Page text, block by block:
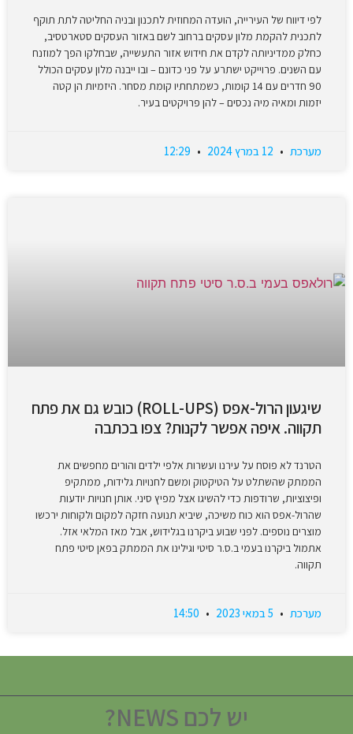
לפי דיווח של העירייה, הועדה המחוזית לתכנון ובניה החליטה לתת תוקף
לתכנית להקמת מלון עסקים ברחוב לשם באזור העסקים סטארטסיב,
כחלק ממדיניותה לקדם את חידוש אזור התעשייה, שבחלקו הפך למוזנח
עם השנים. פרוייקט ישתרע על פני כדונם – ובו ייבנה מלון עסקים הכולל
90 חדרים עם 14 קומות, כשמתחתיו קומת מסחר. היזמיות הן קטה
יזמות ומאיה מיה נכסים – להן פרויקטים בעיר.
מערכת
שיגעון הרול-אפס (ROLL-UPS) כובש גם את פתח
תקווה. איפה אפשר לקנות? צפו בכתבה
הטרנד לא פוסח על עירנו ועשרות אלפי ילדים והורים מחפשים את
הממתק שהשתלט על הטיקטוק ומשם לחנויות גלידות, ממתקיפ
ופיצוציות, שרודפות כדי להשיגו אצל מפיץ סיני. אותן חנויות יודעות
שהרול-אפס הוא כוח משיכה, שיביא תנועה חזקה למקום ולקוחות ירכשו
מוצרים נוספים. לפני שבוע ביקרנו בגלידוש, אבל מאז המלאי אזל.
אתמול ביקרנו בעמי ב.ס.ר סיטי וגילינו את הממתק בפאן סיטי פתח
תקווה.
מערכת
יש לכם NEWS?